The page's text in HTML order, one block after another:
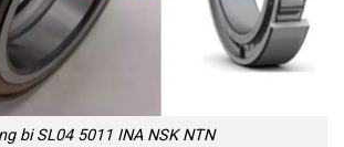
bi SL04 5011 INA NSK NTN